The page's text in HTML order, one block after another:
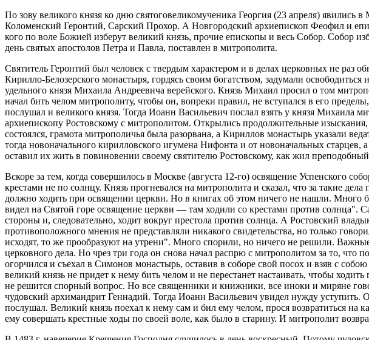
По зову великого князя ко дню святоговеликомученика Георгия (23 апреля)
Коломенский Геронтий, Сарский Прохор. А Новгородский архиепископ Феофил и
кого по воле Божией изберут великий князь, прочие епископы и весь Собор. Собор
день святых апостолов Петра и Павла, поставлен в митрополита.
Святитель Геронтий был человек с твердым характером и в делах церковных не раз
Кирилло-Белозерского монастыря, гордясь своим богатством, задумали
удельного князя Михаила Андреевича верейского. Князь Михаил просил о том
начал бить челом митрополиту, чтобы он, вопреки правил, не вступался в его
послушал и великого князя. Тогда Иоанн Васильевич послал взять у князя Михаила
архиепископу Ростовскому с митрополитом. Открылись продолжительные
состоялся, грамота митрополичья была разорвана, а Кириллов монастырь указали
тогда новоначального кирилловского игумена Нифонта и от новоначальных
оставил их жить в повиновении своему святителю Ростовскому, как жил
Вскоре за тем, когда совершилось в Москве (августа 12-го) освящение Успенского
крестами не по солнцу. Князь прогневался на митрополита и сказал, что за такие
должно ходить при освящении церкви. Но в книгах об этом ничего не нашли.
видел на Святой горе освящение церкви — там ходили со крестами против солнца".
стороны и, следовательно, ходит вокруг престола против солнца. А Ростовский
противоположного мнения не представляли никакого свидетельства, но только
исходят, то же прообразуют на утрени". Много спорили, но ничего не решили.
церковного дела. Но чрез три года он снова начал распрю с митрополитом за то,
огорчился и съехал в Симонов монастырь, оставив в соборе свой посох и взяв с
великий князь не придет к нему бить челом и не перестанет настаивать, чтобы
не решится спорный вопрос. Но все священники и книжники, все иноки и миряне
чудовский архимандрит Геннадий. Тогда Иоанн Васильевич увидел нужду уступить.
послушал. Великий князь поехал к нему сам и бил ему челом, прося возвратиться на
ему совершать крестные ходы по своей воле, как было в старину. И митрополит